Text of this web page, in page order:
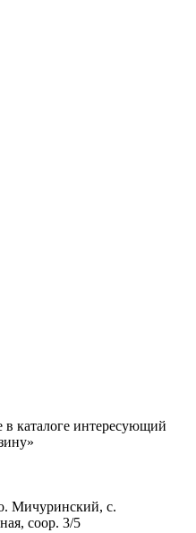
в каталоге интересующий
Мичуринский, с.
соор. 3/5